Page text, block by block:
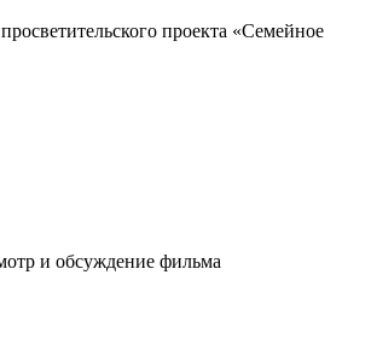
проекта «Семейное
и обсуждение фильма